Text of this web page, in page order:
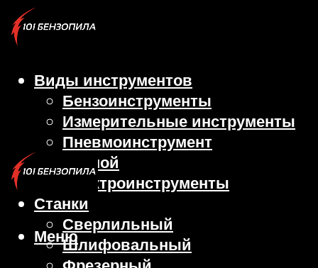
Виды инструментов
Бензоинструменты
Измерительные инструменты
Пневмоинструмент
Ручной
Электроинструменты
Станки
Сверлильный
Шлифовальный
Меню